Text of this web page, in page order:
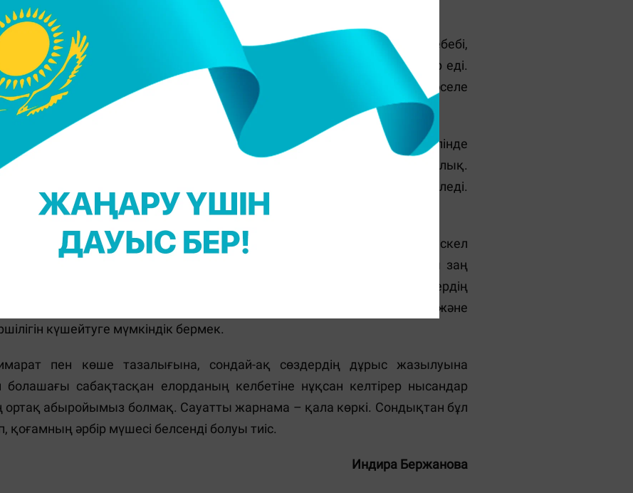
жаны ашитындар қайда қалды деген сауал көкейде туындайды. Себебі,
келгенде, алдымен осы жарнамамызды түзеп алсақ құба-құп болар еді.
сіз бен біз көтермесек, қайда қалдық?! Қай уақытта болмасын, бұл мәселе
визуалды жарнама мемлекеттік қазақ және ресми орыс тілінде
Алайда, ондай ережеге міз қақпайтын кәсіпкерлер баршылық.
тілін тұтынушылардың саны да сапасы да бүгінде артып келеді.
бұл мәселені назарға алған жөн.
қала­сында былтырғы жылы 400-ден астам жарнамадан өрескел
орайда, 2021 жылдың басында қазақ тіліндегі жарнамаға қатысты заң
ақпараттардағы қазақ тілінің сауатты жазылуы және мәтіндердің
қосымша талаптарды белгілеу көзделген. Бұл кәсіпкерлердің және
күшейтуге мүмкіндік бермек.
пен көше тазалығына, сондай-ақ сөздердің дұрыс жазылуына
сабақтасқан елорданың келбетіне нұқсан келтірер нысандар
абыройымыз болмақ. Сауатты жарнама – қала көркі. Сондықтан бұл
қоғамның әрбір мүшесі белсенді болуы тиіс.
Индира Бержанова